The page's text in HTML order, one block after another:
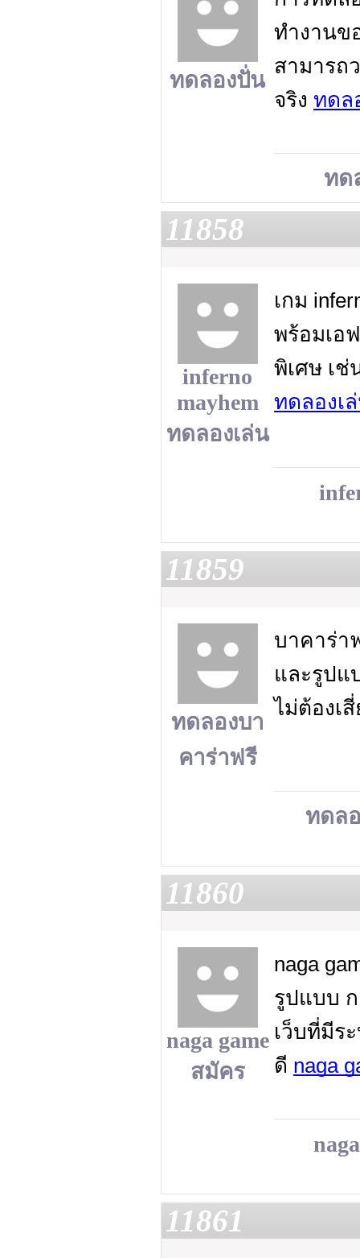
ทดลองปั่น
ทำงานข
สามารถ
จริง ทดล
ทด
11858
inferno
mayhem
ทดลองเล่น
เกม
พร้อมเอ
พิเศษ เ
ทดลองเ
11859
ทดลองบา
คาร่าฟรี
บาคาร่า
และรูปแ
ไม่ต้องเ
ทดล
11860
naga game
สมัคร
naga
รูปแบบ ก
เว็บที่มีร
ดี naga
11861